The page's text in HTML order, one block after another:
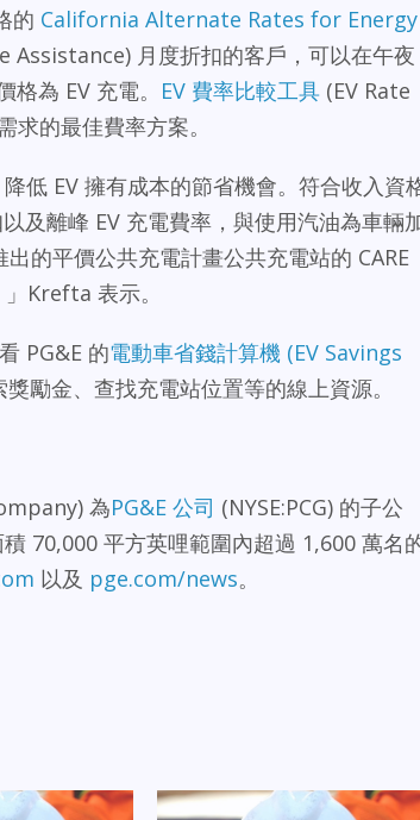
的 California Alternate Rates for Energy
Assistance) 月度折扣的客戶，可以在午夜
為 EV 充電。 EV 費率比較工具 (EV Rate
的最佳費率方案。
低 EV 擁有成本的節省機會。符合收入資
及離峰 EV 充電費率，與使用汽油為車輛
的平價公共充電計畫公共充電站的 CARE
Krefta 表示。
PG&E 的電動車省錢計算機 (EV Savings
勵金、查找充電站位置等的線上資源。
為PG&E 公司 (NYSE:PCG) 的子公
70,000 平方英哩範圍內超過 1,600 萬名
以及 pge.com/news。